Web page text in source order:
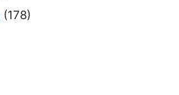
(178)